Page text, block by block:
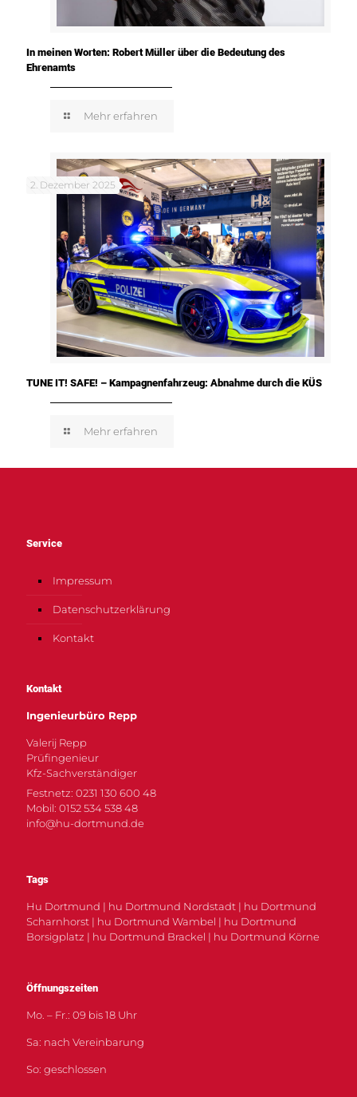
In meinen Worten: Robert Müller über die Bedeutung des
Ehrenamts
Mehr erfahren
2. Dezember 2025
TUNE IT! SAFE! – Kampagnenfahrzeug: Abnahme durch die KÜS
Mehr erfahren
Service
Impressum
Datenschutzerklärung
Kontakt
Kontakt
Ingenieurbüro Repp
Valerij Repp
Prüfingenieur
Kfz-Sachverständiger
Festnetz: 0231 130 600 48
Mobil: 0152 534 538 48
info@hu-dortmund.de
Tags
Hu Dortmund | hu Dortmund Nordstadt | hu Dortmund
Scharnhorst | hu Dortmund Wambel | hu Dortmund
Borsigplatz | hu Dortmund Brackel | hu Dortmund Körne
Öffnungszeiten
Mo. – Fr.: 09 bis 18 Uhr
Sa: nach Vereinbarung
So: geschlossen